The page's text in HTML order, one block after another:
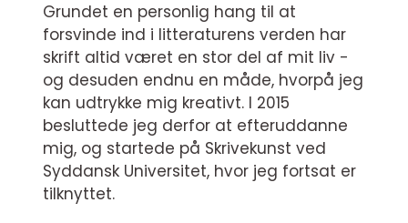
Grundet en personlig hang til at
forsvinde ind i litteraturens verden har
skrift altid været en stor del af mit liv -
og desuden endnu en måde, hvorpå jeg
kan udtrykke mig kreativt. I 2015
besluttede jeg derfor at efteruddanne
mig, og startede på Skrivekunst ved
Syddansk Universitet, hvor jeg fortsat er
tilknyttet.